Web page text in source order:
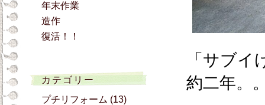
年末作業
造作
復活！！
カテゴリー
プチリフォーム (13)
「サブ
約二年。